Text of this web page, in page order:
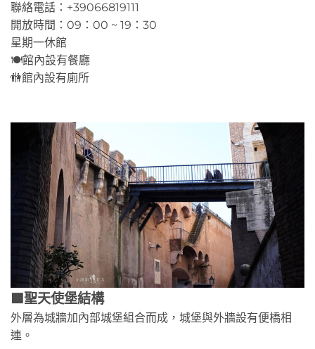
聯絡電話：+39066819111
開放時間：09：00 ~ 19：30
星期一休館
🍽️館內設有餐廳
🚻館內設有廁所
🟫聖天使堡結構
外層為城牆加內部城堡組合而成，城堡與外牆設有便橋相
連。